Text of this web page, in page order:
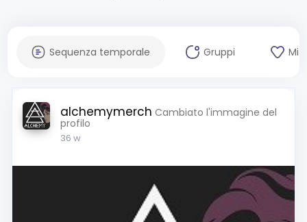
Sequenza temporale Gruppi Mi
alchemymerch Cambiato l'immagine del
profilo
36 w